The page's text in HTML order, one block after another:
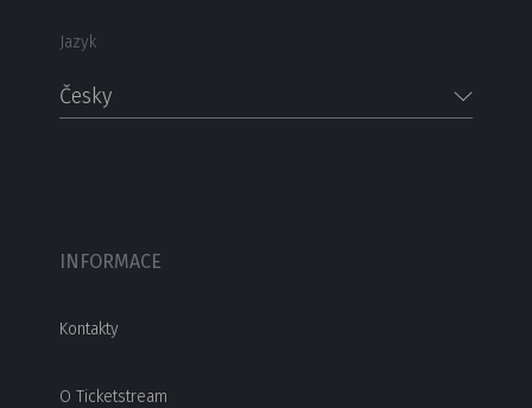
Jazyk
Česky
INFORMACE
Kontakty
O Ticketstream